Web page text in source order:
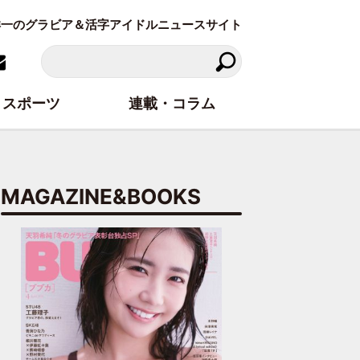
のグラビア＆活字アイドルニュースサイト
MAGAZINE&BOOKS
スポーツ 連載・コラム